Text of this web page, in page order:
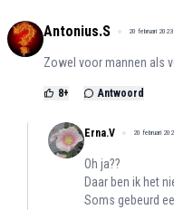
Antonius.S 20 februari
Zowel voor mannen als
8+ Antwoord
Erna.V 20 februari
Oh ja??
Daar ben ik het
Soms gebeurd